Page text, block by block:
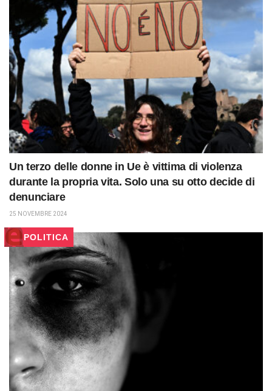
Un terzo delle donne in Ue è vittima di violenza
durante la propria vita. Solo una su otto decide di
denunciare
25 NOVEMBRE 2024
POLITICA